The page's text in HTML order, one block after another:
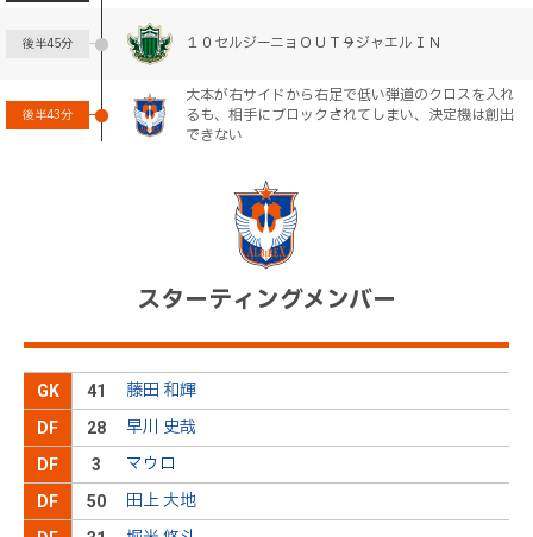
後半45分 １０セルジーニョＯＵＴ→９ジャエルＩＮ
後半43分
大本が右サイドから右足で低い弾道のクロスを入れ
るも、相手にブロックされてしまい、決定機は創出
できない
５０田上ＯＵＴ→６秋山ＩＮ
田上がハーフウェーライン付近から前線のシルビー
ニョを目指して縦にパスを送るも、ボールが長くな
クロスを上げるも、得点には結び付かない
後半32分 ８杉本ＯＵＴ→２６山本真ＩＮ
後半32分
新潟は低い位置でパスを回して攻撃の機会をうかがうも、松
スターティングメンバー
GK 41 藤田 和輝
DF 28 早川 史哉
DF 3 マウロ
DF 50 田上 大地